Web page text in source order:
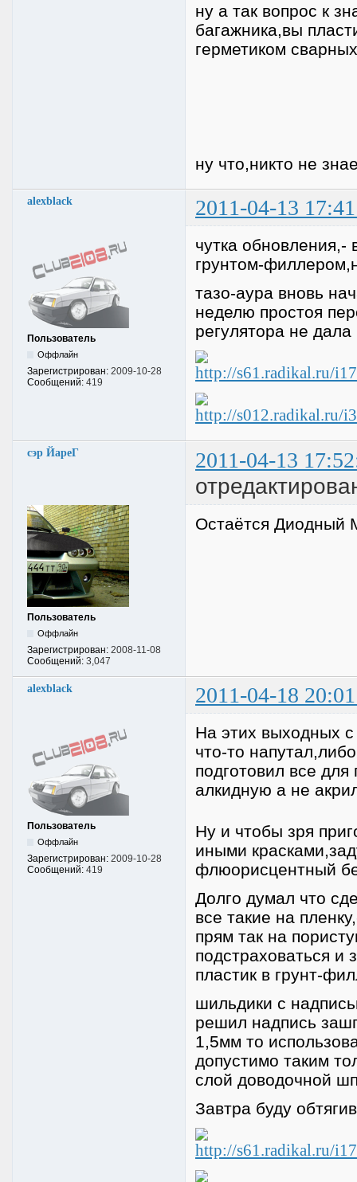
ну а так вопрос к
багажника,вы
герметиком
ну что,никто не
alexblack 2011-04-13
Пользователь
Оффлайн
Зарегистрирован: 2009-10-28
Сообщений: 419
чутка
грунтом-
тазо-аура вновь
неделю простоя
регулятора не дала
сэр ЙареГ 2011-04-13
Пользователь
Оффлайн
Зарегистрирован: 2008-11-08
Сообщений: 3,047
Остаётся Диодный
alexblack 2011-04-18
Пользователь
Оффлайн
Зарегистрирован: 2009-10-28
Сообщений: 419
На этих выходных
что-то
подготовил все
алкидную а не
Ну и чтобы зря
иными
флюорисцентный
Долго думал что
все такие на
прям так на
подстраховаться и
пластик в грунт-
шильдики с
решил надпись
1,5мм то
допустимо таким
слой доводочной
Завтра буду